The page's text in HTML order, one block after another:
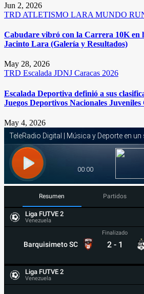
Jun 2, 2026
TRD ATLETISMO LARA MUNDO
Cabudare vibró con la Carrera 10K en
Jacinto Lara (Galería y Resultados)
May 28, 2026
TRD Escalada JDNJ Caracas 2026
Escalada Deportiva definió a sus
Juegos Deportivos Nacionales Juveniles
May 4, 2026
Resumen Partidos
Liga FUTVE 2
Venezuela
Barquisimeto SC
Finalizado
2 - 1
Liga FUTVE 2
Venezuela